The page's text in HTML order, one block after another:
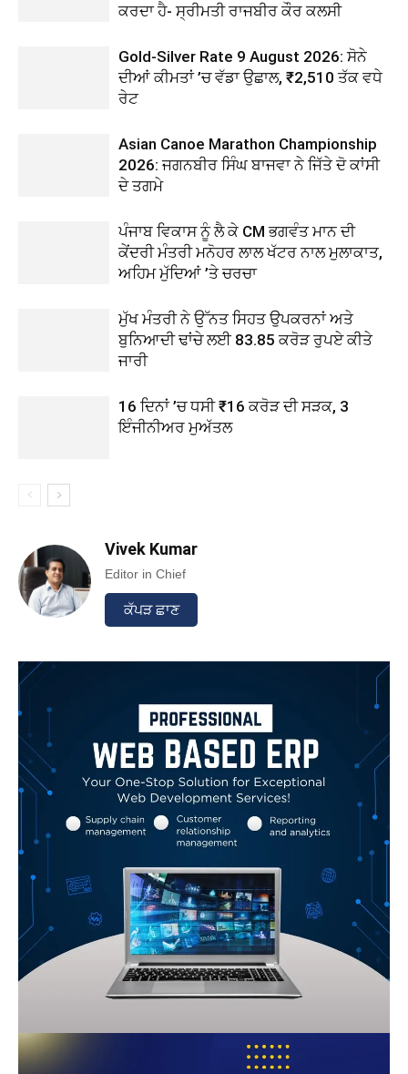
ਕਰਦਾ ਹੈ- ਸ੍ਰੀਮਤੀ ਰਾਜਬੀਰ ਕੌਰ ਕਲਸੀ
Gold-Silver Rate 9 August 2026: ਸੋਨੇ
ਦੀਆਂ ਕੀਮਤਾਂ ’ਚ ਵੱਡਾ ਉਛਾਲ, ₹2,510 ਤੱਕ ਵਧੇ
ਰੇਟ
Asian Canoe Marathon Championship
2026: ਜਗਨਬੀਰ ਸਿੰਘ ਬਾਜਵਾ ਨੇ ਜਿੱਤੇ ਦੋ ਕਾਂਸੀ
ਦੇ ਤਗਮੇ
ਪੰਜਾਬ ਵਿਕਾਸ ਨੂੰ ਲੈ ਕੇ CM ਭਗਵੰਤ ਮਾਨ ਦੀ
ਕੇਂਦਰੀ ਮੰਤਰੀ ਮਨੋਹਰ ਲਾਲ ਖੱਟਰ ਨਾਲ ਮੁਲਾਕਾਤ,
ਅਹਿਮ ਮੁੱਦਿਆਂ ’ਤੇ ਚਰਚਾ
ਮੁੱਖ ਮੰਤਰੀ ਨੇ ਉੱਨਤ ਸਿਹਤ ਉਪਕਰਨਾਂ ਅਤੇ
ਬੁਨਿਆਦੀ ਢਾਂਚੇ ਲਈ 83.85 ਕਰੋੜ ਰੁਪਏ ਕੀਤੇ
ਜਾਰੀ
16 ਦਿਨਾਂ ’ਚ ਧਸੀ ₹16 ਕਰੋੜ ਦੀ ਸੜਕ, 3
ਇੰਜੀਨੀਅਰ ਮੁਅੱਤਲ
Vivek Kumar
Editor in Chief
ਕੱਪੜ ਛਾਣ